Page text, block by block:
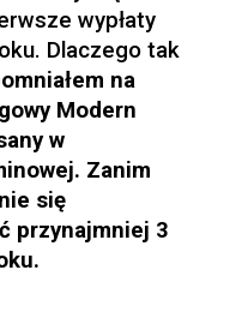
wypłaty
Dlaczego tak
na
Modern
w
Zanim
się
przynajmniej 3